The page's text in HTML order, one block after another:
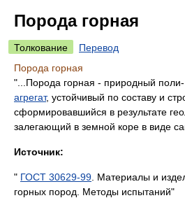
Порода горная
Толкование
Перевод
Порода горная
"...Порода горная - природный
агрегат, устойчивый по составу и
сформировавшийся в результате
залегающий в земной коре в виде
Источник:
" ГОСТ 30629-99 . Материалы и
горных пород. Методы испытаний"